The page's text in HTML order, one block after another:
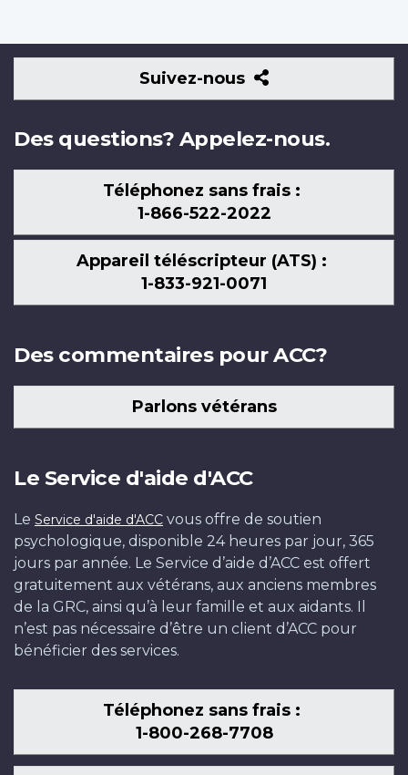
Suivez-nous
Suivez-
nous
Des questions? Appelez-nous.
Téléphonez sans frais :
1-866-522-2022
Appareil téléscripteur (ATS) :
1-833-921-0071
Des commentaires pour ACC?
Parlons vétérans
Le Service d'aide d'ACC
Le Service d'aide d'ACC vous offre de soutien
psychologique, disponible 24 heures par jour, 365
jours par année. Le Service d’aide d’ACC est offert
gratuitement aux vétérans, aux anciens membres
de la GRC, ainsi qu’à leur famille et aux aidants. Il
n’est pas nécessaire d’être un client d’ACC pour
bénéficier des services.
Téléphonez sans frais :
1-800-268-7708